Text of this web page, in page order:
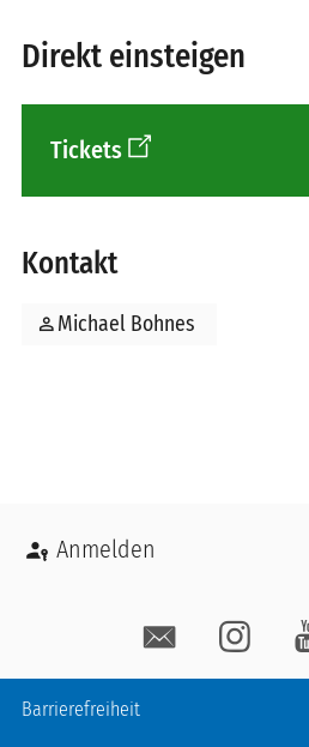
Direkt einsteigen
Tickets
Kontakt
personMichael Bohnes
Benutzermenü
Anmelden
Fußzeile
Barrierefreiheit